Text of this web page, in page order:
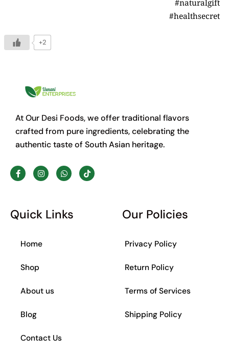
#healthsecret
+2
At Our Desi Foods, we offer traditional flavors
crafted from pure ingredients, celebrating the
authentic taste of South Asian heritage.
F
a
c
o
k
I
n
s
r
W
h
a
a
p
T
i
k
Quick Links
Home
Shop
About us
Blog
Contact Us
Our Policies
Privacy Policy
Return Policy
Terms of Services
Shipping Policy